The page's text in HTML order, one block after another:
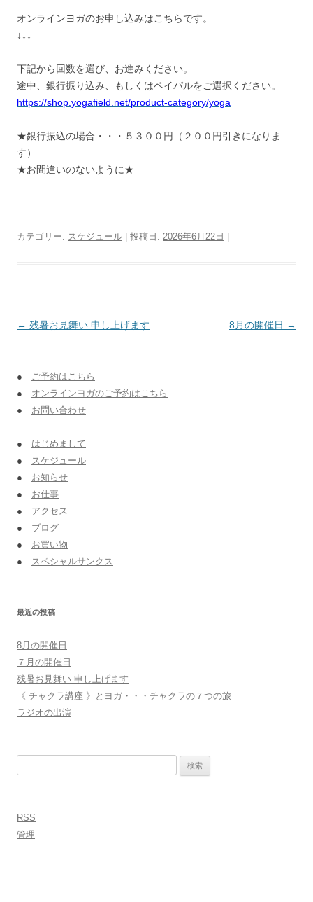
オンラインヨガのお申し込みはこちらです。
↓↓↓
下記から回数を選び、お進みください。
途中、銀行振り込み、もしくはペイパルをご選択ください。
https://shop.yogafield.net/product-category/yoga
★銀行振込の場合・・・５３００円（２００円引きになりま
す）
★お間違いのないように★
カテゴリー: スケジュール | 投稿日: 2026年6月22日
投稿ナビゲーション
← 残暑お見舞い 申し上げます 8月の開催日 →
● ご予約はこちら
● オンラインヨガのご予約はこちら
● お問い合わせ
● はじめまして
● スケジュール
● お知らせ
● お仕事
● アクセス
● ブログ
● お買い物
● スペシャルサンクス
最近の投稿
8月の開催日
７月の開催日
残暑お見舞い 申し上げます
《 チャクラ講座 》とヨガ・・・チャクラの７つの旅
ラジオの出演
RSS
管理